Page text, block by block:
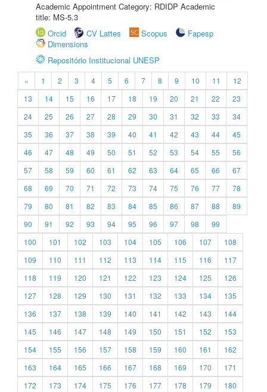
Academic Appointment Category: RDIDP Academic
title: MS-5.3
Orcid
CV Lattes Scopus
Fapesp
Dimensions
Repositório Institucional UNESP
« 1 2 3 4 5 6 7 8 9 10 11
12
13
14 15 16 17 18 19 20 21 22
23
24
25 26 27 28 29 30 31 32 33
34
35
36 37 38 39 40 41 42 43 44
45
46
47 48 49 50 51 52 53 54 55
56
57
58 59 60 61 62 63 64 65 66
67
68
69 70 71 72 73 74 75 76 77
78
79
80 81 82 83 84 85 86 87 88
89
90
91 92 93 94 95 96 97 98
99
100
101 102 103 104 105 106 107
108
109
110 111 112 113 114 115 116
117
118
119 120 121 122 123 124 125
126
127
128 129 130 131 132 133 134
135
136
137 138 139 140 141 142 143
144
145
146 147 148 149 150 151 152
153
154
155 156 157 158 159 160 161
162
163
164 165 166 167 168 169 170
171
172
173 174 175 176 177 178 179
180